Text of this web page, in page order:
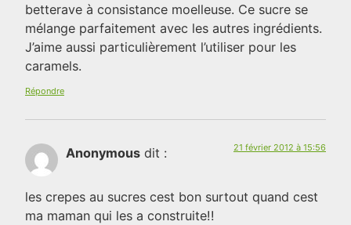
betterave à consistance moelleuse. Ce sucre se
mélange parfaitement avec les autres ingrédients.
J’aime aussi particulièrement l’utiliser pour les
caramels.
Répondre
Anonymous dit : 21 février 2012 à 15:56
les crepes au sucres cest bon surtout quand cest
ma maman qui les a construite!!